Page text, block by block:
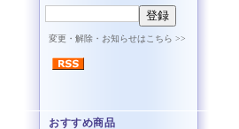
変更・解除・お知らせはこちら >>
おすすめ商品